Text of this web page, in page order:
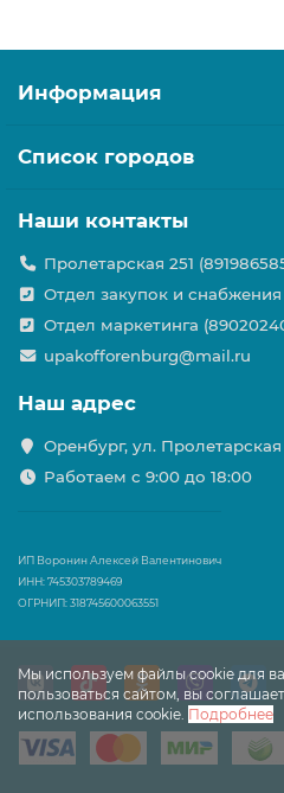
Мы используем файлы cookie для
пользоваться сайтом, вы
использования cookie. Подробнее
Информация
Список городов
Наши контакты
Пролетарская 251
Отдел закупок и снабжения
Отдел маркетинга
upakofforenburg@mail.ru
Наш адрес
Оренбург, ул. Пролетарская
Работаем с 9:00 до 18:00
ИП Воронин Алексей Валентинович
ИНН: 745303789469
ОГРНИП: 318745600063551